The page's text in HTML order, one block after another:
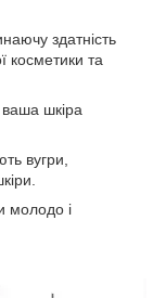
здатність
косметики та
ваша шкіра
вугри,
молодо і